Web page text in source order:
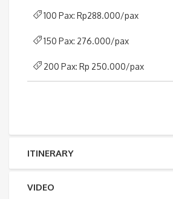
100 Pax: Rp288.000/pax
150 Pax: 276.000/pax
200 Pax: Rp 250.000/pax
ITINERARY
VIDEO